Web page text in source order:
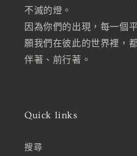
不滅的燈。
因為你們的出現，每一個
願我們在彼此的世界裡，
伴著、前行著。
Quick links
搜尋